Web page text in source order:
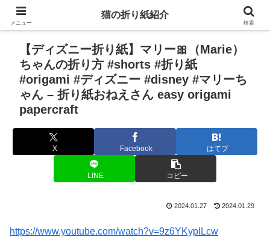
【ディズニー折り紙】マリー🎀（Marie）
ちゃんの折り方 #shorts #折り紙
#origami #ディズニー #disney #マリーち
ゃん – 折り紙おねえさん easy origami
papercraft
X Facebook はてブ
LINE コピー
2024.01.27 2024.01.29
https://www.youtube.com/watch?v=9z6YKyplLcw
メニュー
猫の折り紙紹介
検索